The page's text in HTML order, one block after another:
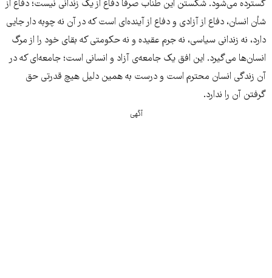
گسترده می‌شود. شکستن این طناب صرفاً دفاع از یک زندانی نیست؛ دفاع از
شأن انسان، دفاع از آزادی و دفاع از آینده‌ای است که در آن نه چوبه دار جایی
دارد، نه زندانی سیاسی، نه جرم عقیده و نه حکومتی که بقای خود را از مرگ
انسان‌ها می‌گیرد. این افق یک جامعه‌ی آزاد و انسانی است؛ جامعه‌ای که در
آن زندگی انسان محترم است و درست به همین دلیل هیچ قدرتی حق
گرفتن آن را ندارد.
آگهی